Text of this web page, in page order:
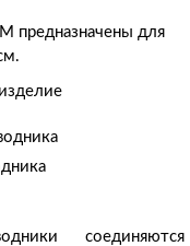
предназначены для
соединяются